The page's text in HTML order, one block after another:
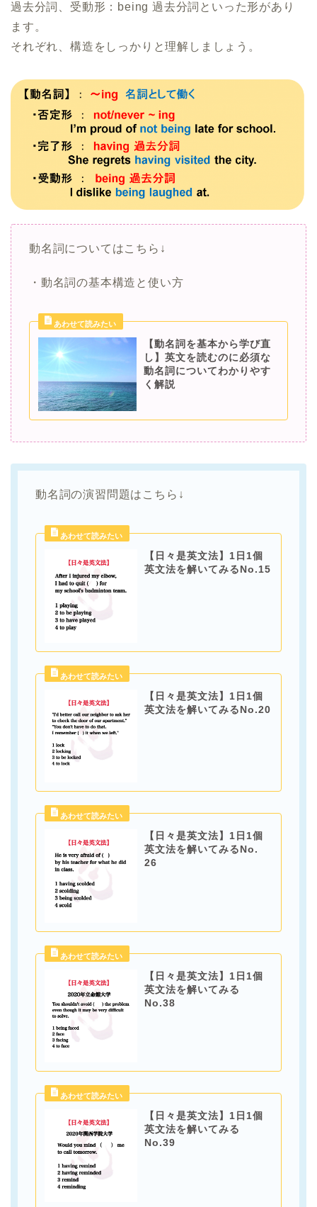
過去分詞、受動形：being 過去分詞といった形があり
ます。
それぞれ、構造をしっかりと理解しましょう。
動名詞についてはこちら↓
・動名詞の基本構造と使い方
【動名詞を基本から学び直
し】英文を読むのに必須な
動名詞についてわかりやす
く解説
動名詞の演習問題はこちら↓
【日々是英文法】1日1個
英文法を解いてみるNo.15
【日々是英文法】1日1個
英文法を解いてみるNo.20
【日々是英文法】1日1個
英文法を解いてみるNo.
26
【日々是英文法】1日1個
英文法を解いてみる
No.38
【日々是英文法】1日1個
英文法を解いてみる
No.39